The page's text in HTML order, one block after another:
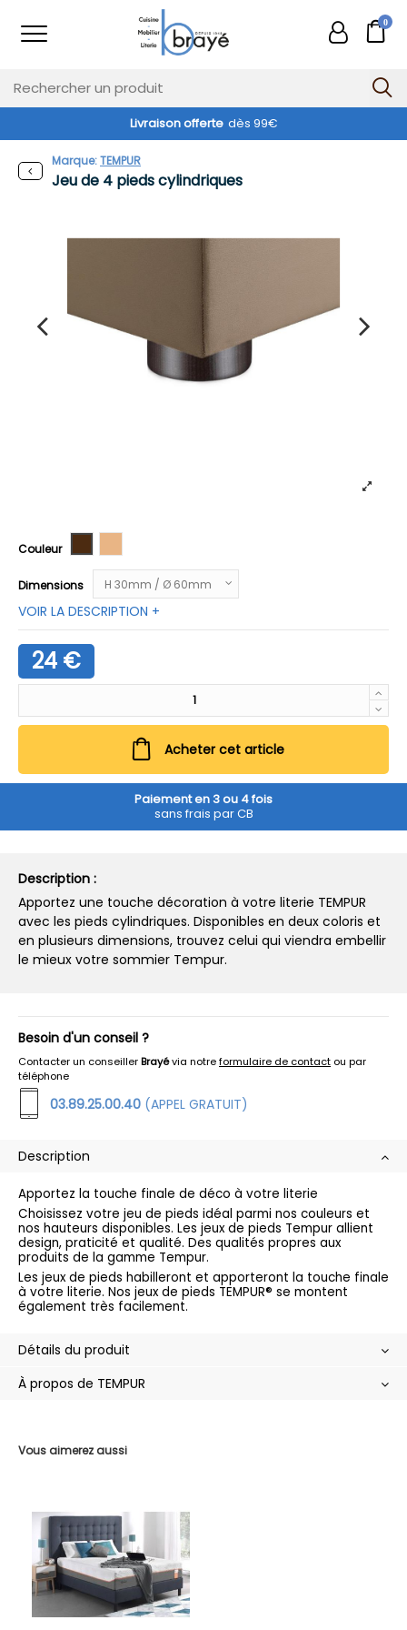
0
Livraison offerte dès 99€
Jeu de 4 pieds cylindriques
Marque:TEMPUR
Couleur
Dimensions
VOIR LA DESCRIPTION +
24 €
Acheter cet article
Paiement en 3 ou 4 fois
sans frais par CB
Description :
Apportez une touche décoration à votre literie TEMPUR
avec les pieds cylindriques. Disponibles en deux coloris et
en plusieurs dimensions, trouvez celui qui viendra embellir
le mieux votre sommier Tempur.
Besoin d'un conseil ?
Contacter un conseillerBrayévia notreformulaire de contact ou par
téléphone
03.89.25.00.40 (APPEL GRATUIT)
Vous aimerez aussi
Description
Apportez la touche finale de déco à votre literie
Choisissez votre jeu de pieds idéal parmi nos couleurs et
nos hauteurs disponibles. Les jeux de pieds Tempur allient
design, praticité et qualité. Des qualités propres aux
produits de la gamme Tempur.
Les jeux de pieds habilleront et apporteront la touche finale
à votre literie. Nos jeux de pieds TEMPUR® se montent
également très facilement.
Détails du produit
À propos de TEMPUR